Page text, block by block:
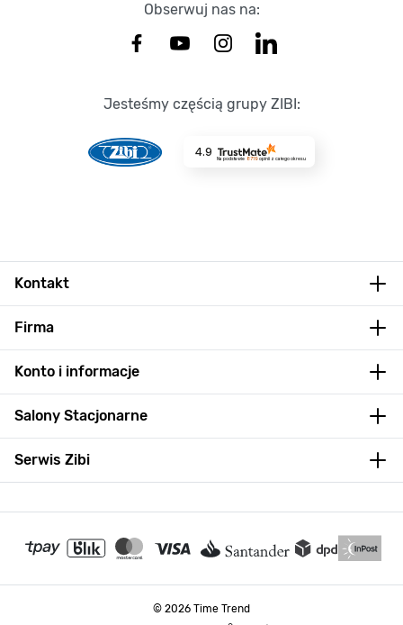
Obserwuj nas na:
Jesteśmy częścią grupy ZIBI:
4.9
Na podstawie 8719opinii z całego okresu
Kontakt
Firma
Konto i informacje
Salony Stacjonarne
Serwis Zibi
© 2026 Time Trend